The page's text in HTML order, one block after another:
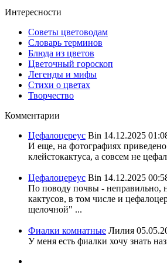
Интересности
Советы цветоводам
Словарь терминов
Блюда из цветов
Цветочный гороскоп
Легенды и мифы
Стихи о цветах
Творчество
Комментарии
Цефалоцереус Bin 14.12.2025
И еще, на фотографиях
клейстокактуса, а совсем не
Цефалоцереус Bin 14.12.2025
По поводу почвы - неправильно,
кактусов, в том числе и
щелочной" ...
Фиалки комнатные Лилия
У меня есть фиалки хочу знать